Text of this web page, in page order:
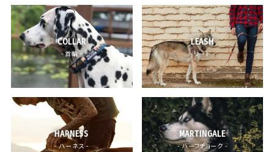
COLLAR
- 首輪 -
LEASH
- リード -
HARNESS
- ハーネス -
MARTINGALE
- ハーフチョーク -